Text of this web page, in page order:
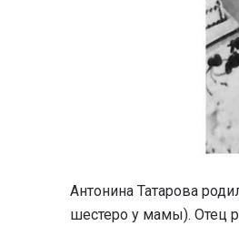
Антонина Татарова
шестеро у мамы). Отец